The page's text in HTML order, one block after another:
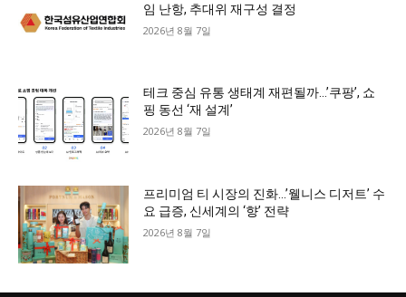
임 난항, 추대위 재구성 결정
2026년 8월 7일
테크 중심 유통 생태계 재편될까…’쿠팡’, 쇼
핑 동선 ‘재 설계’
2026년 8월 7일
프리미엄 티 시장의 진화…’웰니스 디저트’ 수
요 급증, 신세계의 ‘향’ 전략
2026년 8월 7일